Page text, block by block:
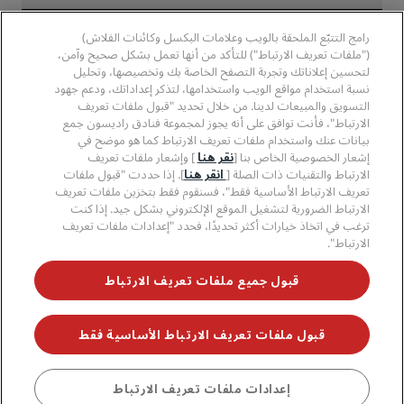
احجز
الفنادق المعتمدة في مجال الرياضة
فنادق مناسبة للعائلات
الصحة والسلامة
الوظائف، مجموعة فنادق PPHE
الوظائف في مجموعة فنادق EHL
The Club by RHG
فرص التنمية
الأعمال المسؤولة
المشتريات
الإشعار القانوني
شروط برنامج Radisson Rewards وأحكامه
اتفاقية استخدام الموقع
سهولة التصفح الرقمي
بيان الرق ّ المعاصر
مساعدة
تنبيهات للمستهلكين
بيانات الاتصال
الأسئلة الشائعة
خريطة الموقع
وسائل التواصل الاجتماعي
علامات فنادق راديسون التجارية
لا تفوّت فرصة الحصول على أفضل عروضنا
جميع الحقوق محفوظة. مجموعة فنادق
راديسون (RHG)، وراديسون، وراديسون رِد، وراديسون بلو، وراديسون كوليكشن،
وراديسون إنديفيديولز، وبارك بلازا، وبارك إن، وكانتري إن آند سويتس، وPrize by
Radisson، وRadisson Rewards، وRadisson Meetings هي علامات تجارية
مُسجَّلة في مكتب الولايات المتحدة لبراءات الاختراع والعلامات التجارية وأماكن أخرى.
رامج التتبّع الملحقة بالويب وعلامات البكسل وكائنات الفلاش)
("ملفات تعريف الارتباط") للتأكد من أنها تعمل بشكل صحيح وآمن،
لتحسين إعلاناتك وتجربة التصفح الخاصة بك وتخصيصها، وتحليل
نسبة استخدام مواقع الويب واستخدامها، لتذكر إعداداتك، ودعم جهود
التسويق والمبيعات لدينا. من خلال تحديد "قبول ملفات تعريف
الارتباط"، فأنت توافق على أنه يجوز لمجموعة فنادق راديسون جمع
بيانات عنك واستخدام ملفات تعريف الارتباط كما هو موضح في
إشعار الخصوصية الخاص بنا [نقر هنا ] وإشعار ملفات تعريف
الارتباط والتقنيات ذات الصلة [ انقر هنا]. إذا حددت "قبول ملفات
تعريف الارتباط الأساسية فقط"، فسنقوم فقط بتخزين ملفات تعريف
الارتباط الضرورية لتشغيل الموقع الإلكتروني بشكل جيد. إذا كنت
ترغب في اتخاذ خيارات أكثر تحديدًا، فحدد "إعدادات ملفات تعريف
الارتباط".
قبول جميع ملفات تعريف الارتباط
قبول ملفات تعريف الارتباط الأساسية فقط
إعدادات ملفات تعريف الارتباط